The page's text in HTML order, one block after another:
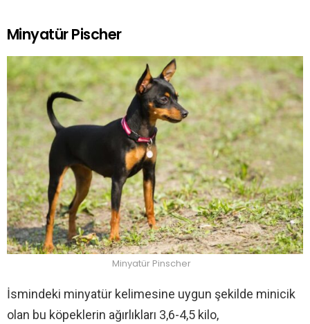
Minyatür Pischer
Minyatür Pinscher
İsmindeki minyatür kelimesine uygun şekilde minicik
olan bu köpeklerin ağırlıkları 3,6-4,5 kilo,